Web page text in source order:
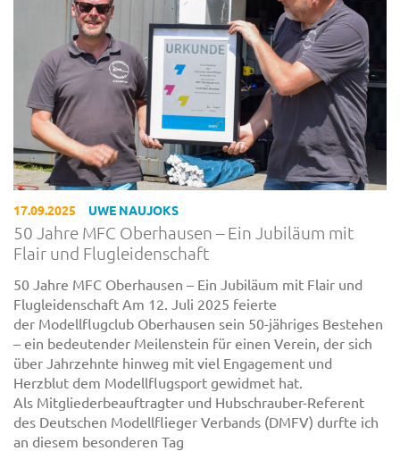
17.09.2025 UWE NAUJOKS
50 Jahre MFC Oberhausen – Ein Jubiläum mit
Flair und Flugleidenschaft
50 Jahre MFC Oberhausen – Ein Jubiläum mit Flair und
Flugleidenschaft Am 12. Juli 2025 feierte
der Modellflugclub Oberhausen sein 50-jähriges Bestehen
– ein bedeutender Meilenstein für einen Verein, der sich
über Jahrzehnte hinweg mit viel Engagement und
Herzblut dem Modellflugsport gewidmet hat.
Als Mitgliederbeauftragter und Hubschrauber-Referent
des Deutschen Modellflieger Verbands (DMFV) durfte ich
an diesem besonderen Tag